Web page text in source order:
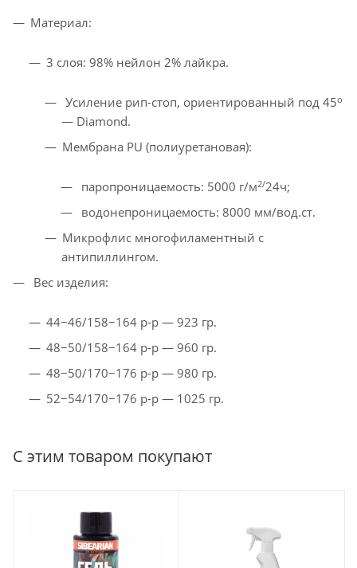
Материал:
3 слоя: 98% нейлон 2% лайкра.
Усиление рип-стоп, ориентированный под 45o
— Diamond.
Мембрана PU (полиуретановая):
паропроницаемость: 5000 г/м2/24ч;
водонепроницаемость: 8000 мм/вод.ст.
Микрофлис многофиламентный с
антипиллингом.
Вес изделия:
44−46/158−164 р-р — 923 гр.
48−50/158−164 р-р — 960 гр.
48−50/170−176 р-р — 980 гр.
52−54/170−176 р-р — 1025 гр.
С этим товаром покупают